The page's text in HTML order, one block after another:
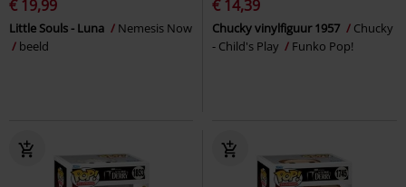
€ 19,99
Little Souls - Luna
Nemesis Now
beeld
€ 14,39
Chucky vinylfiguur 1957
Chucky
- Child's Play
Funko Pop!